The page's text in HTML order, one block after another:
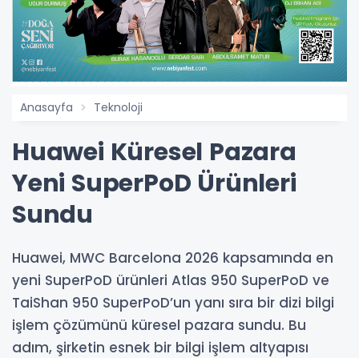
Anasayfa Teknoloji
Huawei Küresel Pazara
Yeni SuperPoD Ürünleri
Sundu
Huawei, MWC Barcelona 2026 kapsamında en
yeni SuperPoD ürünleri Atlas 950 SuperPoD ve
TaiShan 950 SuperPoD’un yanı sıra bir dizi bilgi
işlem çözümünü küresel pazara sundu. Bu
adım, şirketin esnek bir bilgi işlem altyapısı